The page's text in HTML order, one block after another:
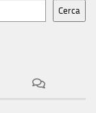
Cerca